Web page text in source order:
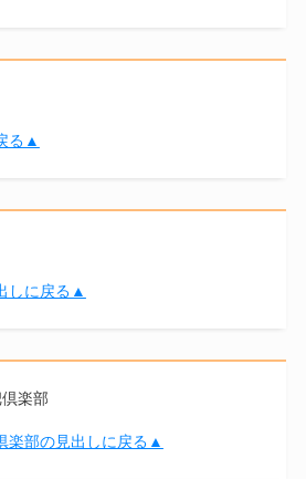
る▲
しに戻る▲
楽部
楽部の見出しに戻る▲